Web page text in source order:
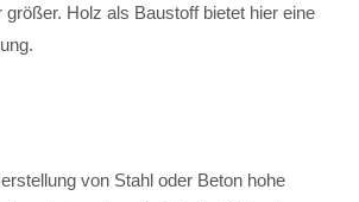
größer. Holz als Baustoff bietet hier eine
von Stahl oder Beton hohe